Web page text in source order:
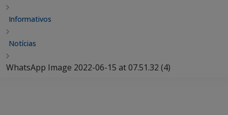
Informativos
Notícias
WhatsApp Image 2022-06-15 at 07.51.32 (4)